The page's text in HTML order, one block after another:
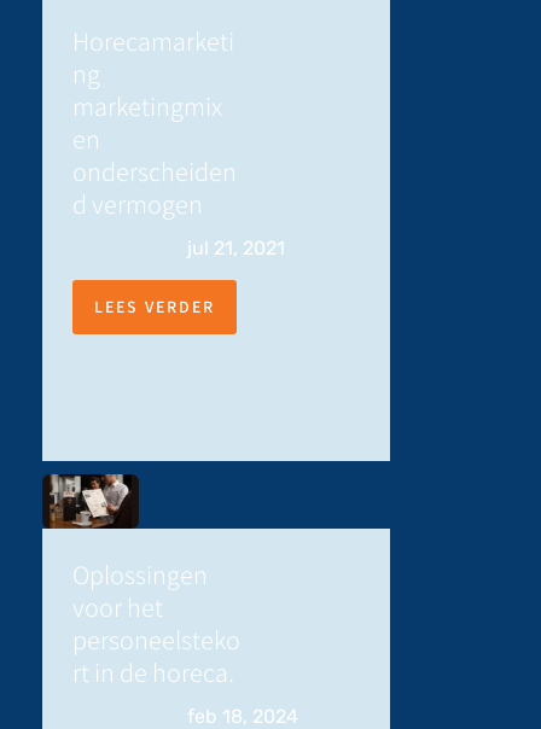
Horecamarketi
ng
marketingmix
en
onderscheiden
d vermogen
jul 21, 2021
LEES VERDER
Oplossingen
voor het
personeelsteko
rt in de horeca.
feb 18, 2024